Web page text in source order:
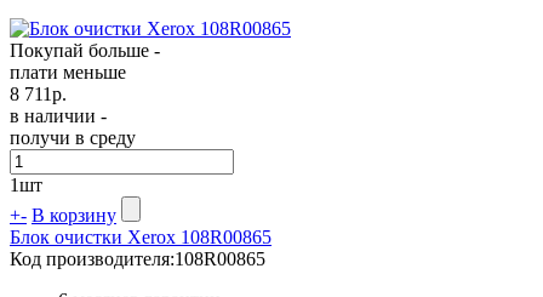
Покупай больше -
плати меньше
8 711р.
в наличии -
получи в среду
1шт
+- В корзину
Блок очистки Xerox 108R00865
Код производителя:108R00865